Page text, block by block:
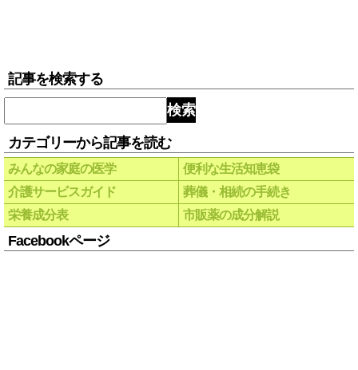
記事を検索する
検索
カテゴリーから記事を読む
みんなの家庭の医学
便利な生活知恵袋
介護サービスガイド
葬儀・相続の手続き
栄養成分表
市販薬の成分解説
Facebookページ